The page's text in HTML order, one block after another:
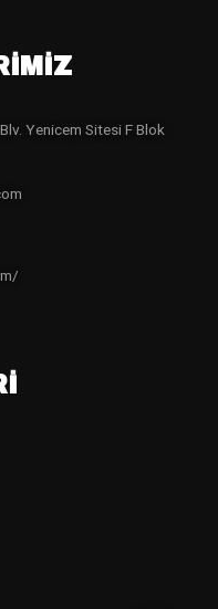
Yenicem Sitesi F Blok